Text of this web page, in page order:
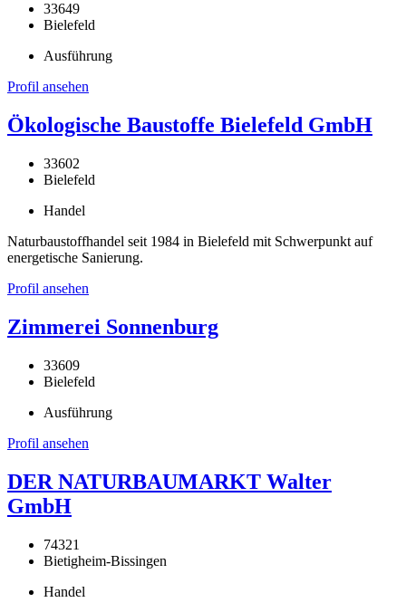
33649
Bielefeld
Ausführung
Profil ansehen
Ökologische Baustoffe Bielefeld GmbH
33602
Bielefeld
Handel
Naturbaustoffhandel seit 1984 in Bielefeld mit Schwerpunkt auf
energetische Sanierung.
Profil ansehen
Zimmerei Sonnenburg
33609
Bielefeld
Ausführung
Profil ansehen
DER NATURBAUMARKT Walter
GmbH
74321
Bietigheim-Bissingen
Handel